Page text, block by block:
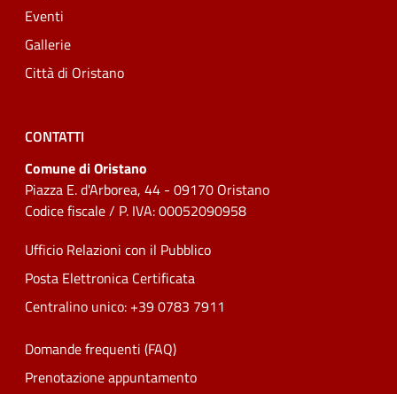
Eventi
Gallerie
Città di Oristano
CONTATTI
Comune di Oristano
Piazza E. d'Arborea, 44 - 09170 Oristano
Codice fiscale / P. IVA: 00052090958
Ufficio Relazioni con il Pubblico
Posta Elettronica Certificata
Centralino unico: +39 0783 7911
Domande frequenti (FAQ)
Prenotazione appuntamento